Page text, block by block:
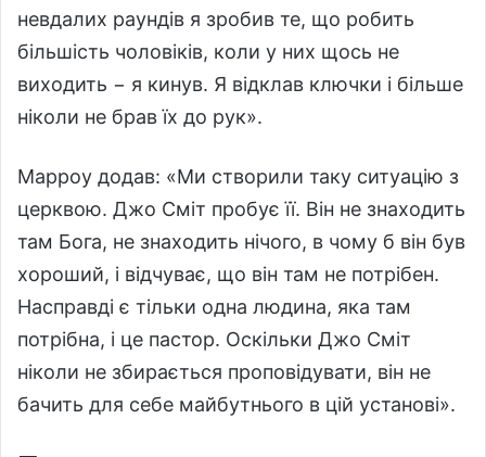
невдалих раундів я зробив те, що робить
більшість чоловіків, коли у них щось не
виходить − я кинув. Я відклав ключки і більше
ніколи не брав їх до рук».
Марроу додав: «Ми створили таку ситуацію з
церквою. Джо Сміт пробує її. Він не знаходить
там Бога, не знаходить нічого, в чому б він був
хороший, і відчуває, що він там не потрібен.
Насправді є тільки одна людина, яка там
потрібна, і це пастор. Оскільки Джо Сміт
ніколи не збирається проповідувати, він не
бачить для себе майбутнього в цій установі».